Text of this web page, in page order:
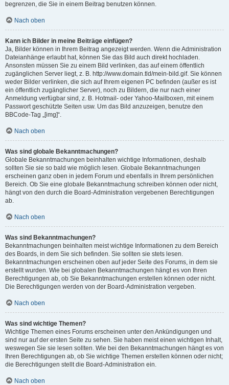
begrenzen, die Sie in einem Beitrag benutzen können.
Nach oben
Kann ich Bilder in meine Beiträge einfügen?
Ja, Bilder können in Ihrem Beitrag angezeigt werden. Wenn die Administration
Dateianhänge erlaubt hat, können Sie das Bild auch direkt hochladen.
Ansonsten müssen Sie zu einem Bild verlinken, das auf einem öffentlich
zugänglichen Server liegt, z. B. http://www.domain.tld/mein-bild.gif. Sie können
weder Bilder verlinken, die sich auf Ihrem eigenen PC befinden (außer es ist
ein öffentlich zugänglicher Server), noch zu Bildern, die nur nach einer
Anmeldung verfügbar sind, z. B. Hotmail- oder Yahoo-Mailboxen, mit einem
Passwort geschützte Seiten usw. Um das Bild anzuzeigen, benutze den
BBCode-Tag „[img]“.
Nach oben
Was sind globale Bekanntmachungen?
Globale Bekanntmachungen beinhalten wichtige Informationen, deshalb
sollten Sie sie so bald wie möglich lesen. Globale Bekanntmachungen
erscheinen ganz oben in jedem Forum und ebenfalls in Ihrem persönlichen
Bereich. Ob Sie eine globale Bekanntmachung schreiben können oder nicht,
hängt von den durch die Board-Administration vergebenen Berechtigungen
ab.
Nach oben
Was sind Bekanntmachungen?
Bekanntmachungen beinhalten meist wichtige Informationen zu dem Bereich
des Boards, in dem Sie sich befinden. Sie sollten sie stets lesen.
Bekanntmachungen erscheinen oben auf jeder Seite des Forums, in dem sie
erstellt wurden. Wie bei globalen Bekanntmachungen hängt es von Ihren
Berechtigungen ab, ob Sie Bekanntmachungen erstellen können oder nicht.
Die Berechtigungen werden von der Board-Administration vergeben.
Nach oben
Was sind wichtige Themen?
Wichtige Themen eines Forums erscheinen unter den Ankündigungen und
sind nur auf der ersten Seite zu sehen. Sie haben meist einen wichtigen Inhalt,
weswegen Sie sie lesen sollten. Wie bei den Bekanntmachungen hängt es von
Ihren Berechtigungen ab, ob Sie wichtige Themen erstellen können oder nicht;
die Berechtigungen stellt die Board-Administration ein.
Nach oben